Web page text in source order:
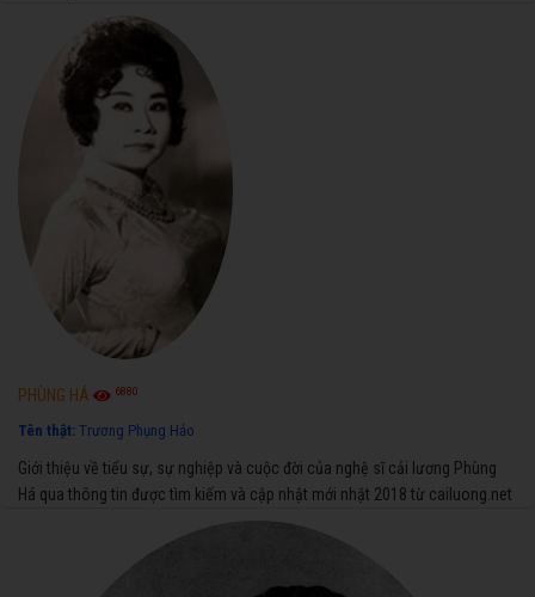
PHÙNG HÁ 6880
Tên thật: Trương Phụng Hảo
Giới thiệu về tiểu sự, sự nghiệp và cuộc đời của nghệ sĩ cải lương Phùng
Há qua thông tin được tìm kiếm và cập nhật mới nhật 2018 từ cailuong.net